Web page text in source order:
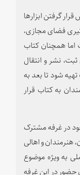
گرفتن ابزارها
فضای مجازی،
اما همچنان کتاب
نشر و انتقال
شود تا بعد به
به کتاب قرار
در غرفه مشترک
هنرمندان و اهالی
به ویژه موضوع
حضور در این غرفه